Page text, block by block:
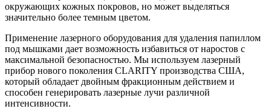
окружающих кожных покровов, но может выделяться
значительно более темным цветом.
Применение лазерного оборудования для удаления папиллом
под мышками дает возможность избавиться от наростов с
максимальной безопасностью. Мы используем лазерный
прибор нового поколения CLARITY производства США,
который обладает двойным фракционным действием и
способен генерировать лазерные лучи различной
интенсивности.